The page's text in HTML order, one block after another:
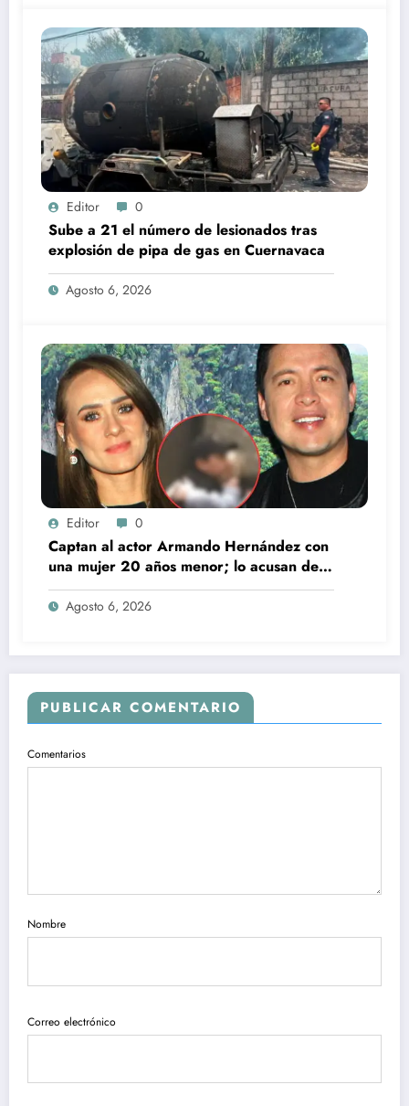
Editor 0
Sube a 21 el número de lesionados tras
explosión de pipa de gas en Cuernavaca
Agosto 6, 2026
Editor 0
Captan al actor Armando Hernández con
una mujer 20 años menor; lo acusan de
infidelidad a su esposa
Agosto 6, 2026
PUBLICAR COMENTARIO
Comentarios
Nombre
Correo electrónico